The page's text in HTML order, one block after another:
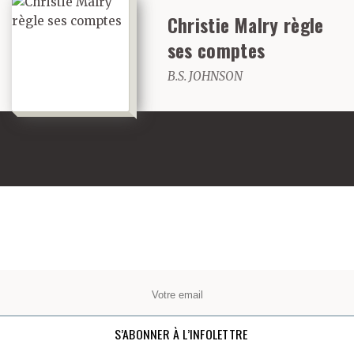
Christie Malry règle
ses comptes
B.S. JOHNSON